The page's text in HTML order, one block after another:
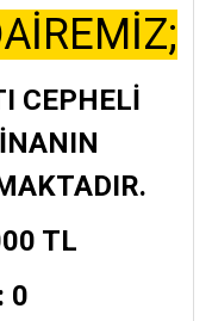
CEPHELİ
TL
0